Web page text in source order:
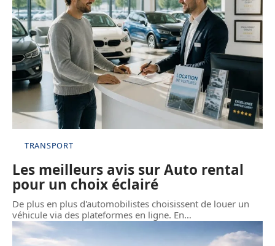
TRANSPORT
Les meilleurs avis sur Auto rental
pour un choix éclairé
De plus en plus d'automobilistes choisissent de louer un
véhicule via des plateformes en ligne. En…